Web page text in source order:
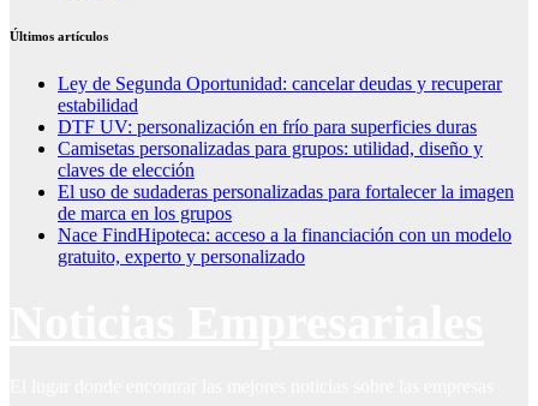
Últimos artículos
Ley de Segunda Oportunidad: cancelar deudas y recuperar
estabilidad
DTF UV: personalización en frío para superficies duras
Camisetas personalizadas para grupos: utilidad, diseño y
claves de elección
El uso de sudaderas personalizadas para fortalecer la imagen
de marca en los grupos
Nace FindHipoteca: acceso a la financiación con un modelo
gratuito, experto y personalizado